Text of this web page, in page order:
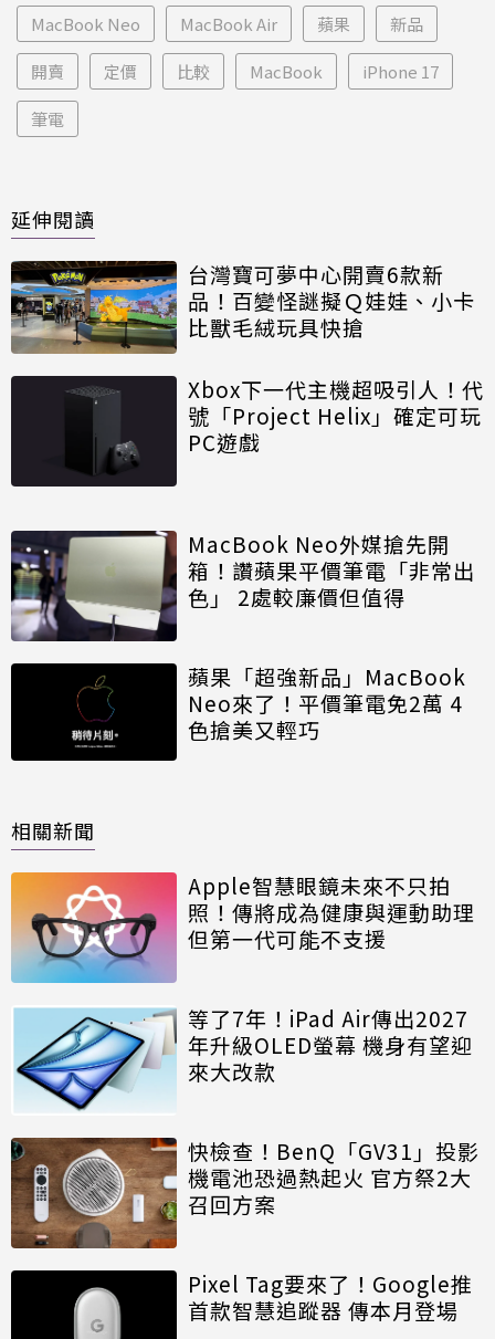
MacBook Neo MacBook Air 蘋果 新品
開賣 定價 比較 MacBook iPhone 17
筆電
延伸閱讀
台灣寶可夢中心開賣6款新
品！百變怪謎擬Ｑ娃娃、小卡
比獸毛絨玩具快搶
Xbox下一代主機超吸引人！代
號「Project Helix」確定可玩
PC遊戲
MacBook Neo外媒搶先開
箱！讚蘋果平價筆電「非常出
色」 2處較廉價但值得
蘋果「超強新品」MacBook
Neo來了！平價筆電免2萬 4
色搶美又輕巧
相關新聞
Apple智慧眼鏡未來不只拍
照！傳將成為健康與運動助理
但第一代可能不支援
等了7年！iPad Air傳出2027
年升級OLED螢幕 機身有望迎
來大改款
快檢查！BenQ「GV31」投影
機電池恐過熱起火 官方祭2大
召回方案
Pixel Tag要來了！Google推
首款智慧追蹤器 傳本月登場